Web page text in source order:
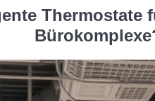
Thermostate